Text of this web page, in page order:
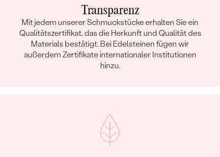
Transparenz
Mit jedem unserer Schmuckstücke erhalten Sie ein
Qualitätszertifikat, das die Herkunft und Qualität des
Materials bestätigt. Bei Edelsteinen fügen wir
außerdem Zertifikate internationaler Institutionen
hinzu.